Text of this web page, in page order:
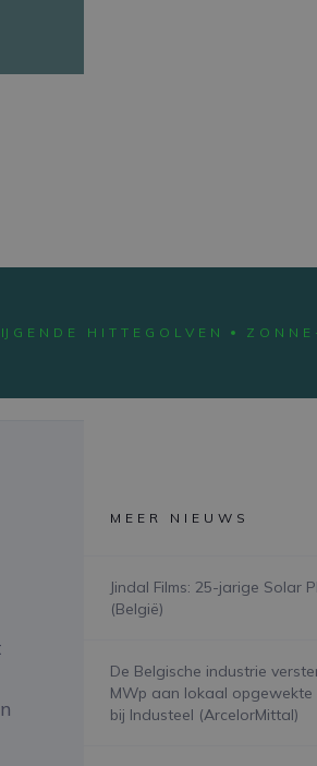
HITTEGOLVEN
MEER NIEUWS
Jindal Films: 25-jarige Solar
(België)
De Belgische industrie
MWp aan lokaal
bij Industeel (ArcelorMittal)